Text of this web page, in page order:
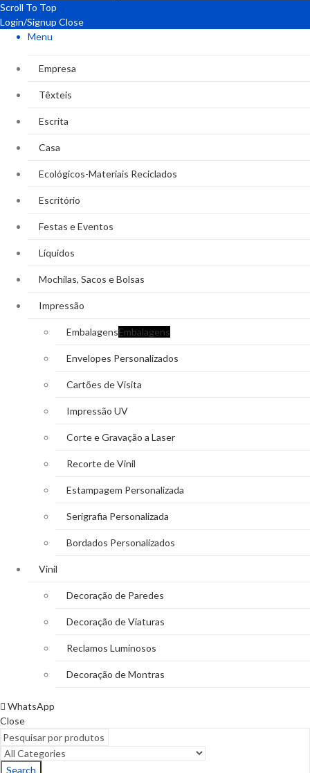
Scroll To Top
Login/Signup Close
Menu
Empresa
Têxteis
Escrita
Casa
Ecológicos-Materiais Reciclados
Escritório
Festas e Eventos
Líquidos
Mochilas, Sacos e Bolsas
Impressão
EmbalagensEmbalagens
Envelopes Personalizados
Cartões de Visita
Impressão UV
Corte e Gravação a Laser
Recorte de Vinil
Estampagem Personalizada
Serigrafia Personalizada
Bordados Personalizados
Vinil
Decoração de Paredes
Decoração de Viaturas
Reclamos Luminosos
Decoração de Montras
WhatsApp
Close
Search